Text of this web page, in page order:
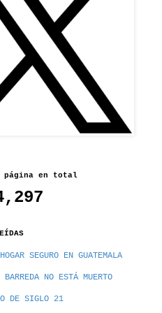
página en total
SEGURO EN GUATEMALA
BARREDA NO ESTÁ MUERTO
DE SIGLO 21